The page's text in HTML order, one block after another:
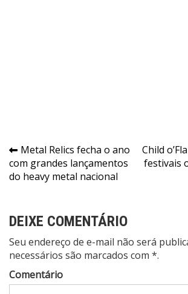
Navegação
de
Metal Relics fecha o ano
com grandes lançamentos
do heavy metal nacional
Child
festivais
DEIXE COMENTÁRIO
Seu endereço de e-mail não será
necessários são marcados com *.
Comentário